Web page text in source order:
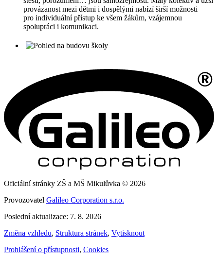
provázanost mezi dětmi i dospělými nabízí širší možnosti
pro individuální přístup ke všem žákům, vzájemnou
spolupráci i komunikaci.
Oficiální stránky ZŠ a MŠ Mikulůvka © 2026
Provozovatel Galileo Corporation s.r.o.
Poslední aktualizace: 7. 8. 2026
Změna vzhledu, Struktura stránek, Vytisknout
Prohlášení o přístupnosti, Cookies